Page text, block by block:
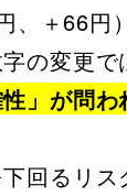
、＋66円
の変更で
」が問わ
回るリス